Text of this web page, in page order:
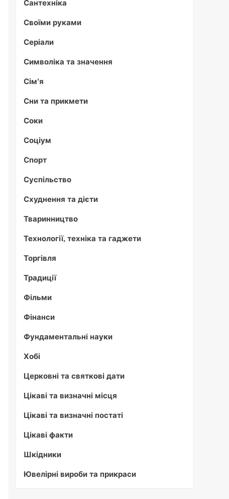
Сантехніка
Своїми руками
Серіали
Символіка та значення
Сім'я
Сни та прикмети
Соки
Соціум
Спорт
Суспільство
Схуднення та дієти
Тваринництво
Технології, техніка та гаджети
Торгівля
Традиції
Фільми
Фінанси
Фундаментальні науки
Хобі
Церковні та святкові дати
Цікаві та визначні місця
Цікаві та визначні постаті
Цікаві факти
Шкідники
Ювелірні вироби та прикраси